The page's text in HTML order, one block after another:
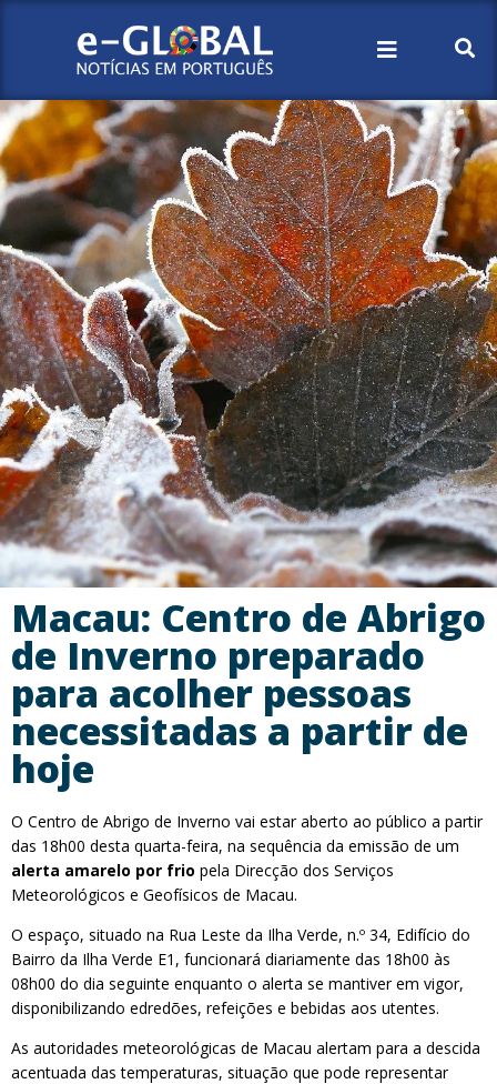
Macau: Centro de Abrigo
de Inverno preparado
para acolher pessoas
necessitadas a partir de
hoje
O Centro de Abrigo de Inverno vai estar aberto ao público a partir
das 18h00 desta quarta-feira, na sequência da emissão de um
alerta amarelo por frio pela Direcção dos Serviços
Meteorológicos e Geofísicos de Macau.
O espaço, situado na Rua Leste da Ilha Verde, n.º 34, Edifício do
Bairro da Ilha Verde E1, funcionará diariamente das 18h00 às
08h00 do dia seguinte enquanto o alerta se mantiver em vigor,
disponibilizando edredões, refeições e bebidas aos utentes.
As autoridades meteorológicas de Macau alertam para a descida
acentuada das temperaturas, situação que pode representar